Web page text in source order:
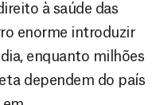
à saúde das
enorme introduzir
enquanto milhões
dependem do país